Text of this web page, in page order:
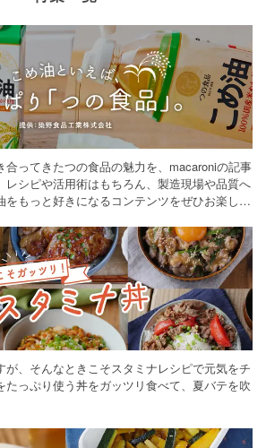
合ってきたつの食品の魅力を、macaroniの記事
レシピや活用術はもちろん、製造現場や品質へ
をもっと好きになるコンテンツをぜひお楽しみ
が、そんなときこそスタミナレシピで元気をチ
たっぷり使う丼をガッツリ食べて、夏バテを吹